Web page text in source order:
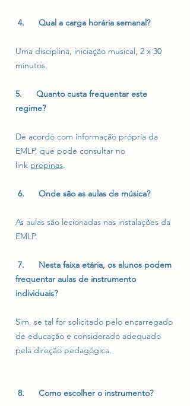
4. Qual a carga horária semanal?
Uma disciplina, iniciação musical, 2 x 30
minutos.
5. Quanto custa frequentar este
regime?
De acordo com informação própria da
EMLP, que pode consultar no
link propinas.
6. Onde são as aulas de música?
As aulas são lecionadas nas instalações da
EMLP.
7. Nesta faixa etária, os alunos podem
frequentar aulas de instrumento
individuais?
Sim, se tal for solicitado pelo encarregado
de educação e considerado adequado
pela direção pedagógica.
8. Como escolher o instrumento?